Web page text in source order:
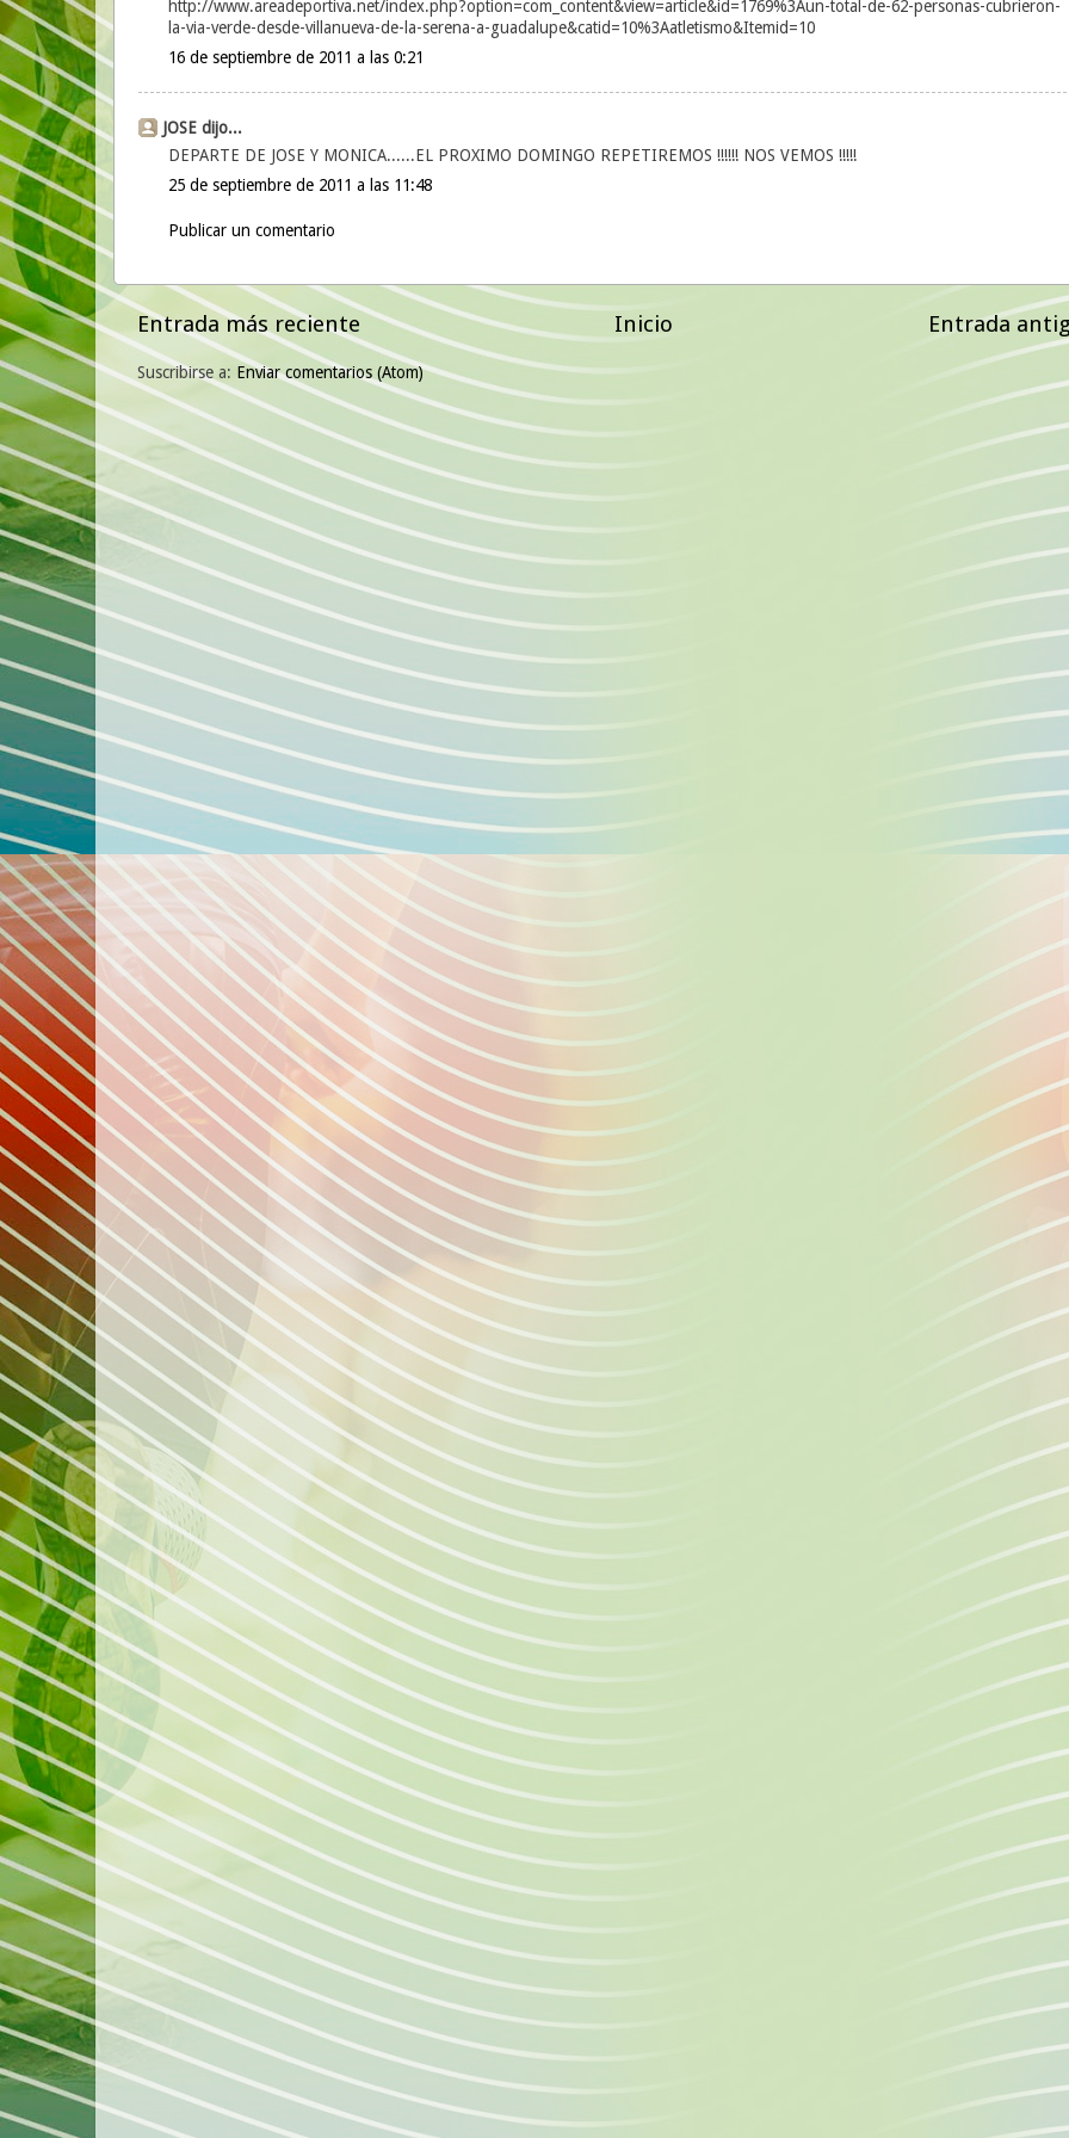
http://www.areadeportiva.net/index.php?option=com_content&view=article&id=1769%3Aun-total-de-62-personas-cubrieron-
la-via-verde-desde-villanueva-de-la-serena-a-guadalupe&catid=10%3Aatletismo&Itemid=10
16 de septiembre de 2011 a las 0:21
JOSE dijo...
DEPARTE DE JOSE Y MONICA......EL PROXIMO DOMINGO REPETIREMOS !!!!!! NOS VEMOS !!!!!
25 de septiembre de 2011 a las 11:48
Publicar un comentario
Entrada más reciente Entrada
Inicio
Suscribirse a: Enviar comentarios (Atom)